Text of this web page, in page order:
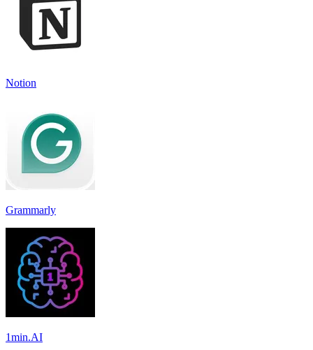
Notion
Grammarly
1min.AI